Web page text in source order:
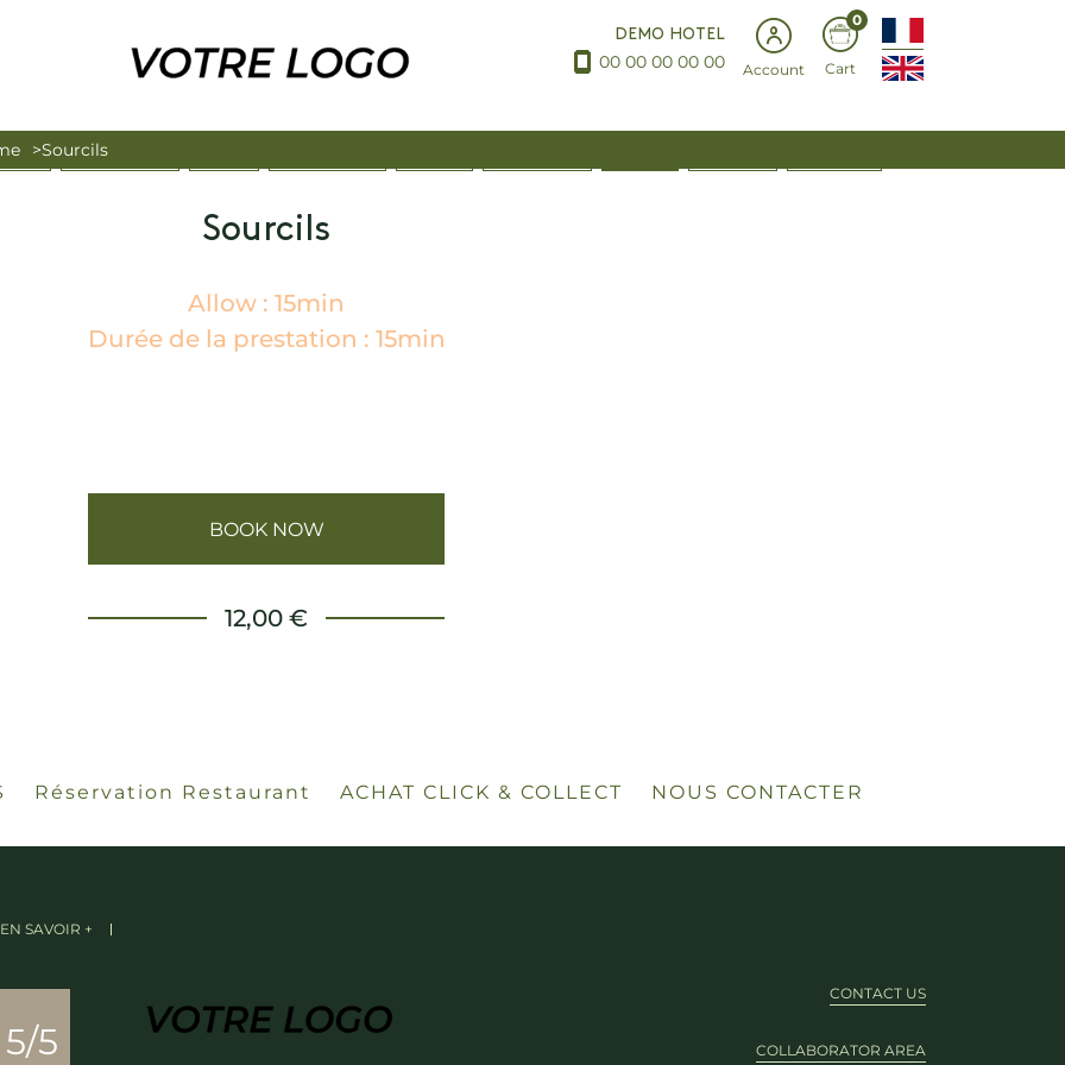
DEMO HOTEL
00 00 00 00 00 Account
0
Cart
Sourcils
DUO SOINS VISAGE
Sourcils
Allow : 15min
Durée de la prestation : 15min
BOOK NOW
12,00 €
Réservation Restaurant ACHAT CLICK & COLLECT NOUS CONTACTER
EN SAVOIR +
5/5
CONTACT US
COLLABORATOR AREA